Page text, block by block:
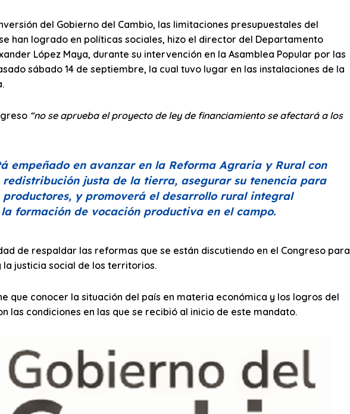
del Gobierno del Cambio, las limitaciones presupuestales del
han logrado en políticas sociales, hizo el director del Departamento
López Maya, durante su intervención en la Asamblea Popular por las
sábado 14 de septiembre, la cual tuvo lugar en las instalaciones de la
“no se aprueba el proyecto de ley de financiamiento se afectará a los
empeñado en avanzar en la Reforma Agraria y Rural con
justa de la tierra, asegurar su tenencia para
productores, y promoverá el desarrollo rural integral
formación de vocación productiva en el campo.
de respaldar las reformas que se están discutiendo en el Congreso para
justicia social de los territorios.
que conocer la situación del país en materia económica y los logros del
las condiciones en las que se recibió al inicio de este mandato.